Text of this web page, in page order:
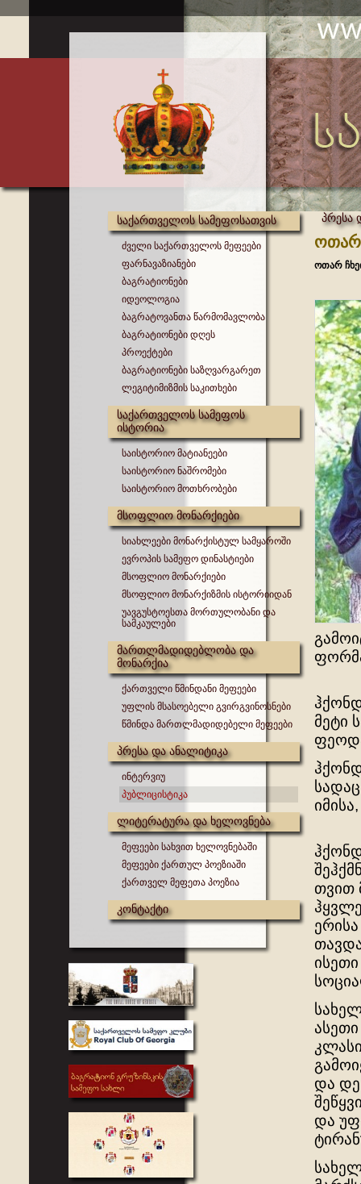
საქართველოს სამეფოსათვის
ძველი საქართველოს მეფეები
ფარნავაზიანები
ბაგრატიონები
იდეოლოგია
ბაგრატოვანთა წარმომავლობა
ბაგრატიონები დღეს
პროექტები
ბაგრატიონები საზღვარგარეთ
ლეგიტიმიზმის საკითხები
საქართველოს სამეფოს
ისტორია
საისტორიო მატიანეები
საისტორიო ნაშრომები
საისტორიო მოთხრობები
მსოფლიო მონარქიები
სიახლეები მონარქისტულ სამყაროში
ევროპის სამეფო დინასტიები
მსოფლიო მონარქიები
მსოფლიო მონარქიზმის ისტორიიდან
უავგუსტოესთა მორთულობანი და
სამკაულები
მართლმადიდებლობა და
მონარქია
ქართველი წმინდანი მეფეები
უფლის მსასოებელი გვირგვინოსნები
წმინდა მართლმადიდებელი მეფეები
პრესა და ანალიტიკა
ინტერვიუ
პუბლიცისტიკა
ლიტერატურა და ხელოვნება
მეფეები სახვით ხელოვნებაში
მეფეები ქართულ პოეზიაში
ქართველ მეფეთა პოეზია
კონტაქტი
პრესა
ოთარ
ოთარ
მეტი
თვით
და
და